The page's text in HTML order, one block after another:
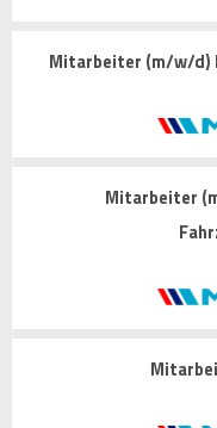
Mitarbeiter (m/w/d)
Mitarbeiter